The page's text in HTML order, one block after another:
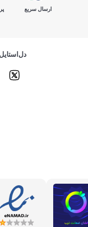
ارسال سریع